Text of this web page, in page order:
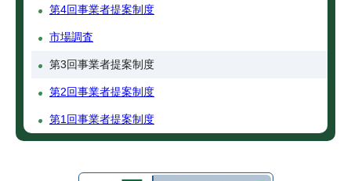
第4回事業者提案制度
市場調査
第3回事業者提案制度
第2回事業者提案制度
第1回事業者提案制度